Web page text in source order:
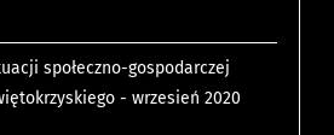
społeczno-gospodarczej
- wrzesień 2020